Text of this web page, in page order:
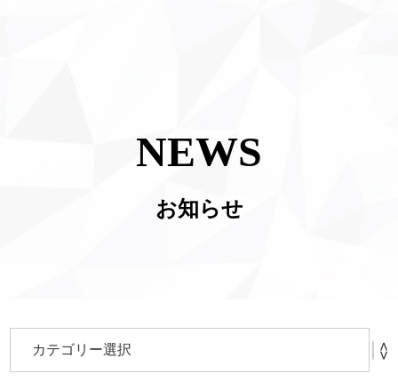
NEWS
お知らせ